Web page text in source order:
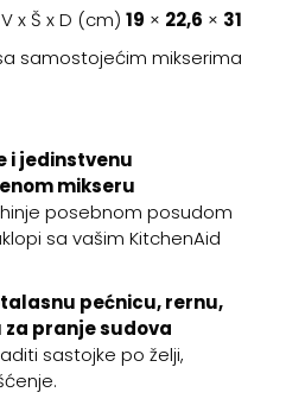
x Š x D (cm) 19 × 22,6 × 31
samostojećim mikserima
i jedinstvenu
mikseru
posebnom posudom
sa vašim KitchenAid
pećnicu, rernu,
za pranje sudova
sastojke po želji,